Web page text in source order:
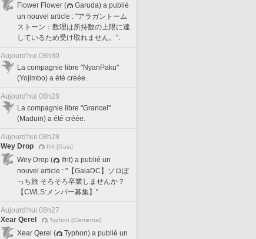
Flower Flower (
Garuda) a publié
un nouvel article : "アラガントーム
ストーン：数理は所持数の上限に達
しているため受け取れません。".
Aujourd'hui 08h30
La compagnie libre "NyanPaku"
(Yojimbo) a été créée.
Aujourd'hui 08h28
La compagnie libre "Grancel"
(Maduin) a été créée.
Aujourd'hui 08h28
Wey Drop
Ifrit [Gaia]
Wey Drop (
Ifrit) a publié un
nouvel article : "【GaiaDC】ソロぼ
っち旅 そろそろ卒業しませんか？
【CWLS:メンバー募集】".
Aujourd'hui 08h27
Xear Qerel
Typhon [Elemental]
Xear Qerel (
Typhon) a publié un